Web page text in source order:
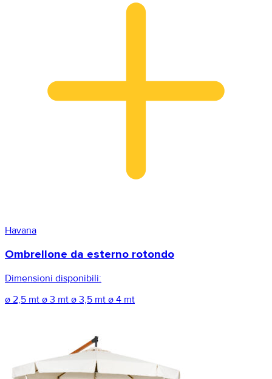
Havana
Ombrellone da esterno rotondo
Dimensioni disponibili:
ø 2,5 mt ø 3 mt ø 3,5 mt ø 4 mt